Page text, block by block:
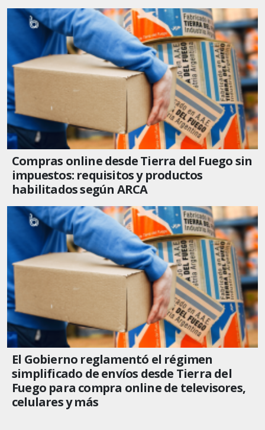
Compras online desde Tierra del Fuego sin
impuestos: requisitos y productos
habilitados según ARCA
El Gobierno reglamentó el régimen
simplificado de envíos desde Tierra del
Fuego para compra online de televisores,
celulares y más